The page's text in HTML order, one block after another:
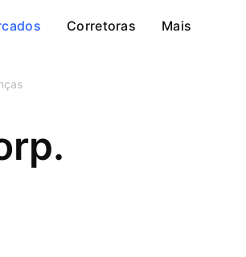
Corretoras Mais